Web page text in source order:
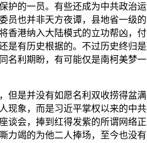
护的一员。有些还成为中共政治运
员也并非天方夜谭，县地省一级的
香港纳入大陆模式的立功帮凶，付
是有历史根据的。不过历史终归是
名利期盼，有可能仅是南柯美梦一
但是并没有如愿名利双收捞得盆满
现象，而是习近平掌权以来的中共
谈会，捧到红得发紫的所谓网络正
力竭的为他二人捧场，至今也没有